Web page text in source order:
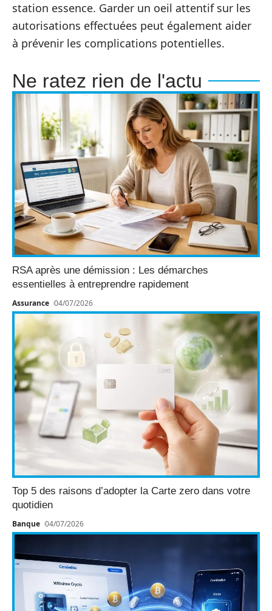
station essence. Garder un oeil attentif sur les
autorisations effectuées peut également aider
à prévenir les complications potentielles.
Ne ratez rien de l'actu
RSA après une démission : Les démarches
essentielles à entreprendre rapidement
Assurance 04/07/2026
Top 5 des raisons d’adopter la Carte zero dans votre
quotidien
Banque 04/07/2026